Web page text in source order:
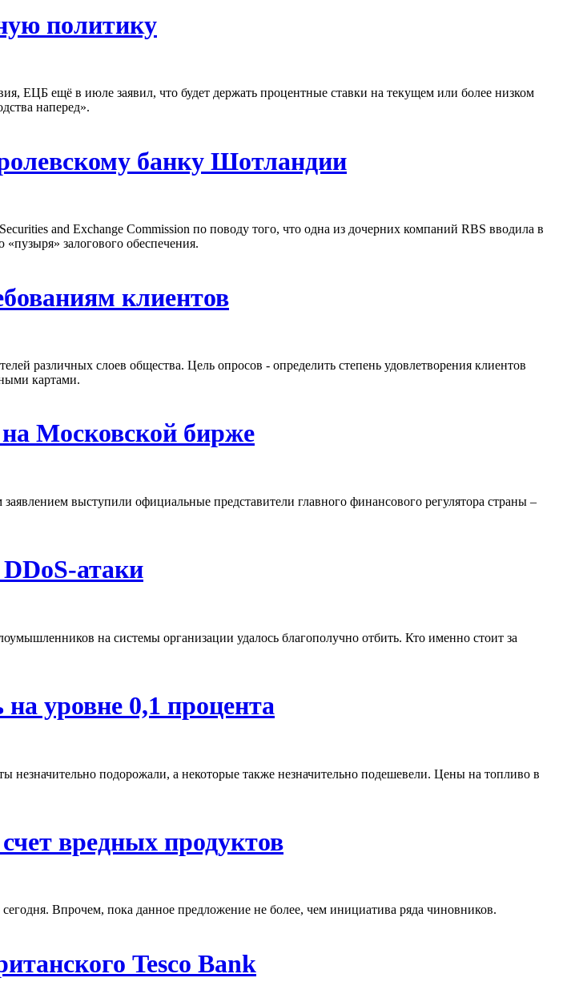
политику
ЕЦБ ещё в июле заявил, что будет держать процентные ставки на текущем или более низком
наперед».
банку Шотландии
and Exchange Commission по поводу того, что одна из дочерних компаний RBS вводила в
залогового обеспечения.
клиентов
различных слоев общества. Цель опросов - определить степень удовлетворения клиентов
картами.
Московской бирже
выступили официальные представители главного финансового регулятора страны –
атаки
на системы организации удалось благополучно отбить. Кто именно стоит за
уровне 0,1 процента
подорожали, а некоторые также незначительно подешевели. Цены на топливо в
вредных продуктов
Впрочем, пока данное предложение не более, чем инициатива ряда чиновников.
Tesco Bank